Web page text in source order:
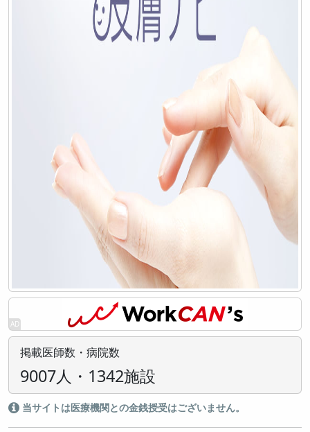
掲載医師数・病院数
9007人・1342施設
当サイトは医療機関との金銭授受はございません。